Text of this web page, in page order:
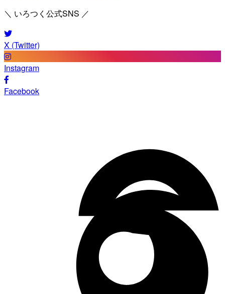
＼ いろつく公式SNS ／
X (Twitter)
Instagram
Facebook